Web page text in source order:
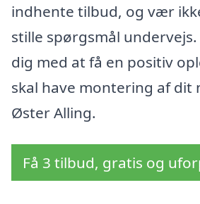
indhente tilbud, og vær
stille spørgsmål
dig med at få en positiv
skal have montering af dit
Øster Alling.
Få 3 tilbud, gratis og